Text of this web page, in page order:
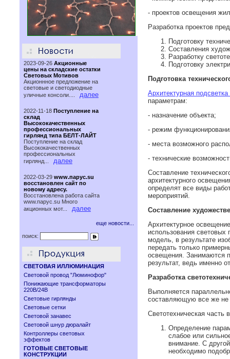
2023-09-26 Акционные
цены на складские остатки
Световых Мотивов
Акционнное предложение на
световые и светодиодные
уличные консоли....
далее
2022-11-18 Поступление на
склад
Высококачественных
профессиональных
гирлянд типа БЕЛТ-ЛАЙТ
Поступление на склад
Высококачественных
профессиональных
гирлянд...
далее
2022-03-29 www.парус.su
восстановлен сайт по
новому адресу.
Восстановлена работа сайта
www.паруc.su Много
акционных мот...
далее
еще новости...
поиск:
СВЕТОВАЯ ИЛЛЮМИНАЦИЯ
Световой провод "Люминофор"
Понижающие трансформаторы
220В/24В
Световые гирлянды
Световые сетки
Световой занавес
Световой шнур дюралайт
Контроллеры световых
эффектов
ГОТОВЫЕ СВЕТОВЫЕ
КОНСТРУКЦИИ
- проектов освещения
Разработка проектов
Подготовку
Составления
Разработку
Подготовку
Подготовка
Архитектурная подсветка
параметрам:
- назначение объекта;
- режим
- места возможного
- технические
Составление
архитектурного
определят все виды
мероприятий.
Составление
Архитектурное
использования
модель, в результате
передать только
освещения. Занимаются
результат, ведь именно
Разработка
Выполняется
составляющую все же не
Светотехническая часть
Определение
слабое или
внимание. С
необходимо